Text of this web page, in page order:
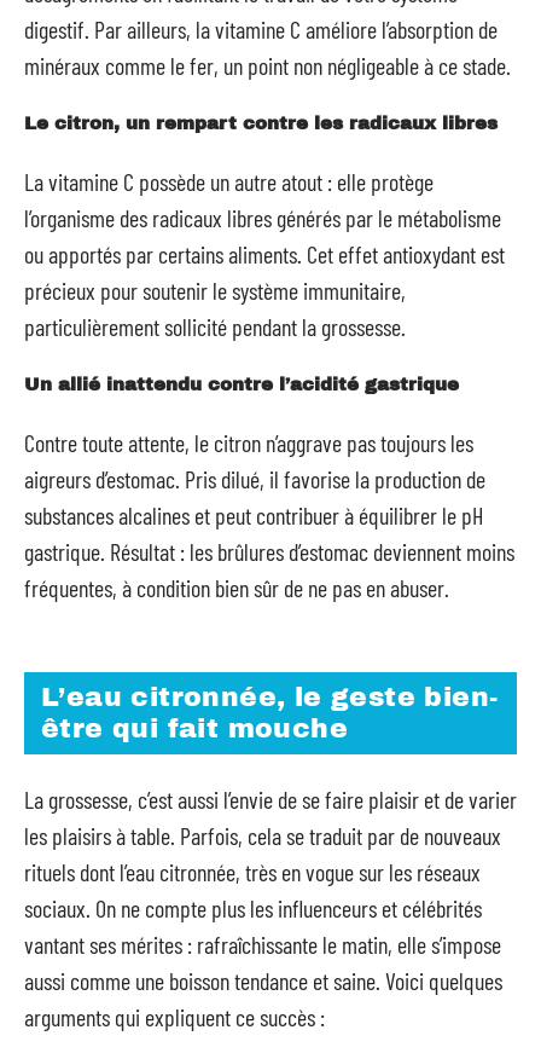
digestif. Par ailleurs, la vitamine C améliore l’absorption de
minéraux comme le fer, un point non négligeable à ce stade.
Le citron, un rempart contre les radicaux libres
La vitamine C possède un autre atout : elle protège
l’organisme des radicaux libres générés par le métabolisme
ou apportés par certains aliments. Cet effet antioxydant est
précieux pour soutenir le système immunitaire,
particulièrement sollicité pendant la grossesse.
Un allié inattendu contre l’acidité gastrique
Contre toute attente, le citron n’aggrave pas toujours les
aigreurs d’estomac. Pris dilué, il favorise la production de
substances alcalines et peut contribuer à équilibrer le pH
gastrique. Résultat : les brûlures d’estomac deviennent moins
fréquentes, à condition bien sûr de ne pas en abuser.
L’eau citronnée, le geste bien-
être qui fait mouche
La grossesse, c’est aussi l’envie de se faire plaisir et de varier
les plaisirs à table. Parfois, cela se traduit par de nouveaux
rituels dont l’eau citronnée, très en vogue sur les réseaux
sociaux. On ne compte plus les influenceurs et célébrités
vantant ses mérites : rafraîchissante le matin, elle s’impose
aussi comme une boisson tendance et saine. Voici quelques
arguments qui expliquent ce succès :